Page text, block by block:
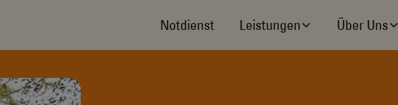
Notdienst Leistungen Über Uns